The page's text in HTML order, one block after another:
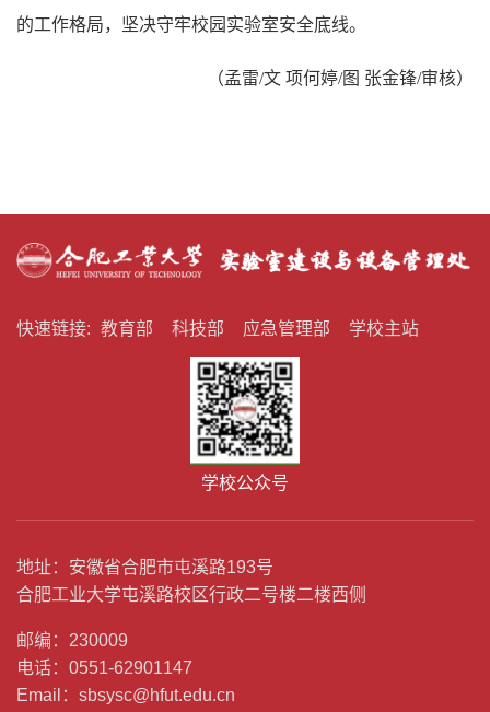
的工作格局，坚决守牢校园实验室安全底线。
（孟雷/文 项何婷/图 张金锋/审核）
快速链接: 教育部 科技部 应急管理部 学校主站
学校公众号
地址：安徽省合肥市屯溪路193号
合肥工业大学屯溪路校区行政二号楼二楼西侧
邮编：230009
电话：0551-62901147
Email：sbsysc@hfut.edu.cn